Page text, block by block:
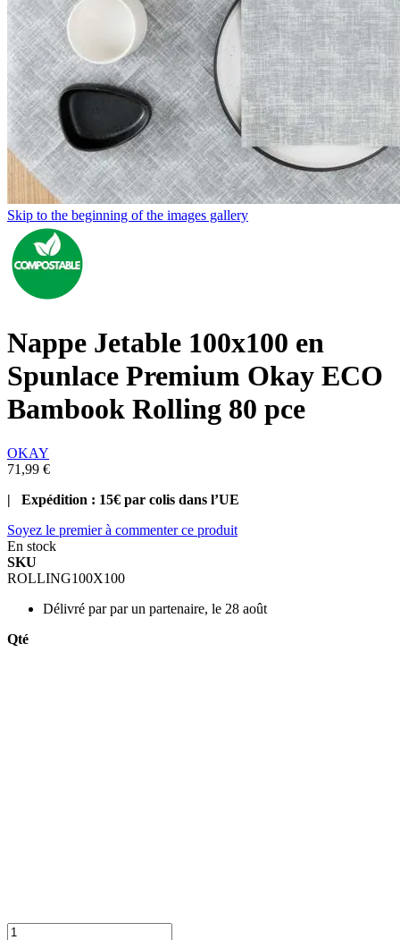
Skip to the beginning of the images gallery
Nappe Jetable 100x100 en
Spunlace Premium Okay ECO
Bambook Rolling 80 pce
OKAY
71,99 €
| Expédition : 15€ par colis dans l’UE
Soyez le premier à commenter ce produit
En stock
SKU
ROLLING100X100
Délivré par par un partenaire, le 28 août
Qté